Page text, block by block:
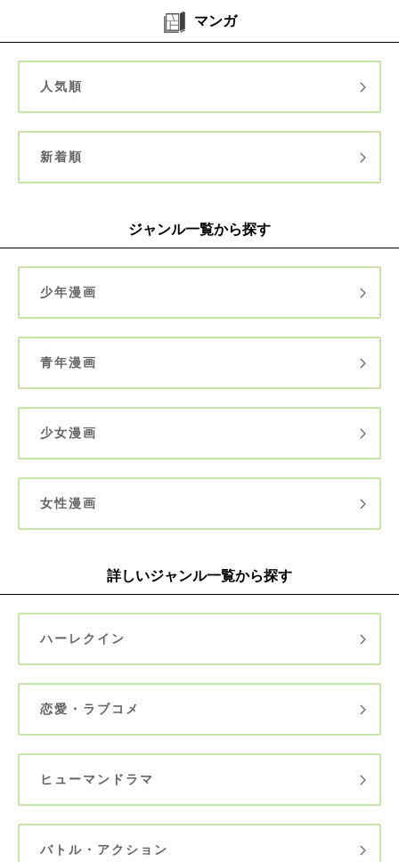
マンガ
人気順
新着順
ジャンル一覧から探す
少年漫画
青年漫画
少女漫画
女性漫画
詳しいジャンル一覧から探す
ハーレクイン
恋愛・ラブコメ
ヒューマンドラマ
バトル・アクション